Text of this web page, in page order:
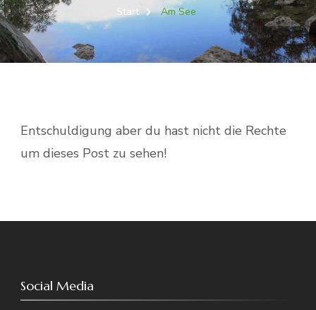
Start Am See
Entschuldigung aber du hast nicht die Rechte
um dieses Post zu sehen!
Social Media